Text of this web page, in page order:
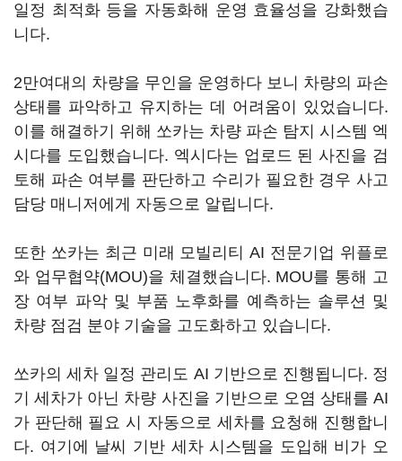
일정 최적화 등을 자동화해 운영 효율성을 강화했습
니다.
2만여대의 차량을 무인을 운영하다 보니 차량의 파손
상태를 파악하고 유지하는 데 어려움이 있었습니다.
이를 해결하기 위해 쏘카는 차량 파손 탐지 시스템 엑
시다를 도입했습니다. 엑시다는 업로드 된 사진을 검
토해 파손 여부를 판단하고 수리가 필요한 경우 사고
담당 매니저에게 자동으로 알립니다.
또한 쏘카는 최근 미래 모빌리티 AI 전문기업 위플로
와 업무협약(MOU)을 체결했습니다. MOU를 통해 고
장 여부 파악 및 부품 노후화를 예측하는 솔루션 및
차량 점검 분야 기술을 고도화하고 있습니다.
쏘카의 세차 일정 관리도 AI 기반으로 진행됩니다. 정
기 세차가 아닌 차량 사진을 기반으로 오염 상태를 AI
가 판단해 필요 시 자동으로 세차를 요청해 진행합니
다. 여기에 날씨 기반 세차 시스템을 도입해 비가 오